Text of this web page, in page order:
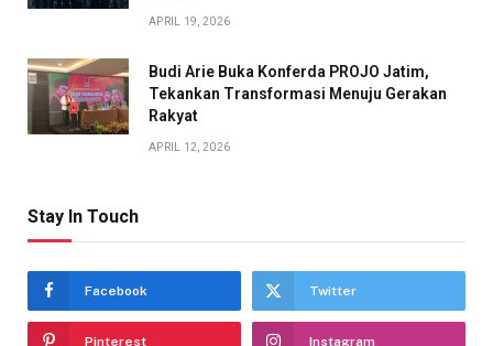
APRIL 19, 2026
Budi Arie Buka Konferda PROJO Jatim,
Tekankan Transformasi Menuju Gerakan
Rakyat
APRIL 12, 2026
Stay In Touch
Facebook Twitter
Pinterest Instagram